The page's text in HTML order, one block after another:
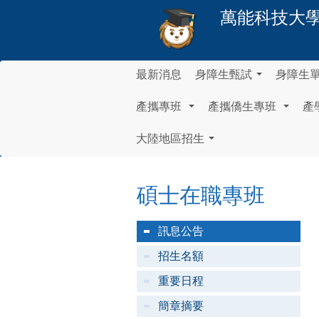
萬能科技大
最新消息 身障生甄試 身障生
產攜專班 產攜僑生專班 產
大陸地區招生
碩士在職專班
訊息公告
招生名額
重要日程
簡章摘要